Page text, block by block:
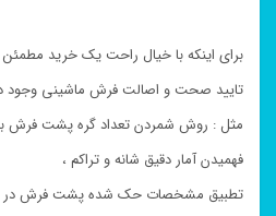
برای اینکه با خیال راحت یک خرید مطمئن
تایید صحت و اصالت فرش ماشینی وجود
مثل : روش شمردن تعداد گره پشت فرش
فهمیدن آمار دقیق شانه و تراکم ،
تطبیق مشخصات حک شده پشت فرش در